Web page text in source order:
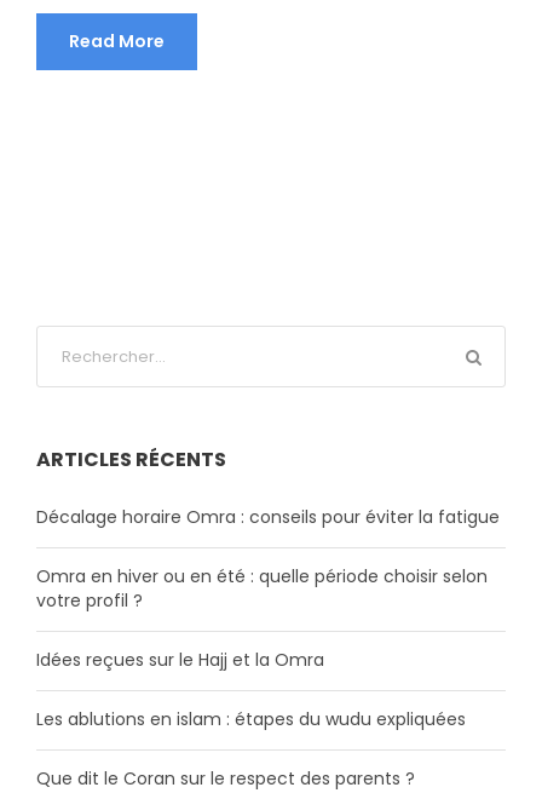
Read More
ARTICLES RÉCENTS
Décalage horaire Omra : conseils pour éviter la fatigue
Omra en hiver ou en été : quelle période choisir selon
votre profil ?
Idées reçues sur le Hajj et la Omra
Les ablutions en islam : étapes du wudu expliquées
Que dit le Coran sur le respect des parents ?